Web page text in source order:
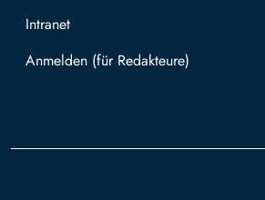
Intranet
Mit TUBAF Login anmelden